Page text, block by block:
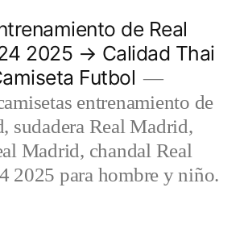
de Real
2025 → Calidad Thai
Futbol
entrenamiento de
sudadera Real Madrid,
Madrid, chandal Real
2025 para hombre y niño.